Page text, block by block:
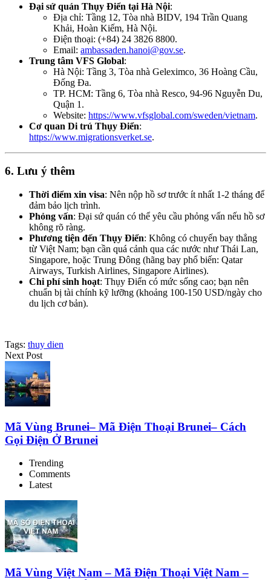
Đại sứ quán Thụy Điển tại Hà Nội:
Địa chỉ: Tầng 12, Tòa nhà BIDV, 194 Trần Quang
Khải, Hoàn Kiếm, Hà Nội.
Điện thoại: (+84) 24 3826 8800.
Email: ambassaden.hanoi@gov.se.
Trung tâm VFS Global:
Hà Nội: Tầng 3, Tòa nhà Geleximco, 36 Hoàng Cầu,
Đống Đa.
TP. HCM: Tầng 6, Tòa nhà Resco, 94-96 Nguyễn Du,
Quận 1.
Website: https://www.vfsglobal.com/sweden/vietnam.
Cơ quan Di trú Thụy Điển:
https://www.migrationsverket.se.
6. Lưu ý thêm
Thời điểm xin visa: Nên nộp hồ sơ trước ít nhất 1-2 tháng để
đảm bảo lịch trình.
Phỏng vấn: Đại sứ quán có thể yêu cầu phỏng vấn nếu hồ sơ
không rõ ràng.
Phương tiện đến Thụy Điển: Không có chuyến bay thẳng
từ Việt Nam; bạn cần quá cảnh qua các nước như Thái Lan,
Singapore, hoặc Trung Đông (hãng bay phổ biến: Qatar
Airways, Turkish Airlines, Singapore Airlines).
Chi phí sinh hoạt: Thụy Điển có mức sống cao; bạn nên
chuẩn bị tài chính kỹ lưỡng (khoảng 100-150 USD/ngày cho
du lịch cơ bản).
Tags: thuy dien
Next Post
Mã Vùng Brunei– Mã Điện Thoại Brunei– Cách
Gọi Điện Ở Brunei
Trending
Comments
Latest
Mã Vùng Việt Nam – Mã Điện Thoại Việt Nam –